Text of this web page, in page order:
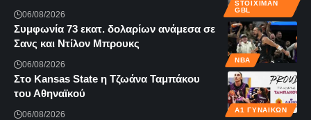
STOIXIMAN
GBL
06/08/2026
NBA
Συμφωνία 73 εκατ. δολαρίων ανάμεσα σε
Σανς και Ντίλον Μπρουκς
06/08/2026
Α1 ΓΥΝΑΙΚΏΝ
Στο Kansas State η Τζωάνα Ταμπάκου
του Αθηναϊκού
06/08/2026